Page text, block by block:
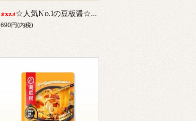
☆人気No.1の豆板醤☆／【B-03】熟成・ピー県豆板醤（380g入／そら豆使用：本場の熟成された豆板醤）／※瓶物・品質保持のため常温または冷蔵発送のみ【冷凍品との同梱不可】
690円(内税)